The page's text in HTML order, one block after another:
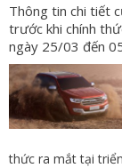
Thông tin chi tiết
trước khi chính
ngày 25/03 đến
thức ra mắt tại